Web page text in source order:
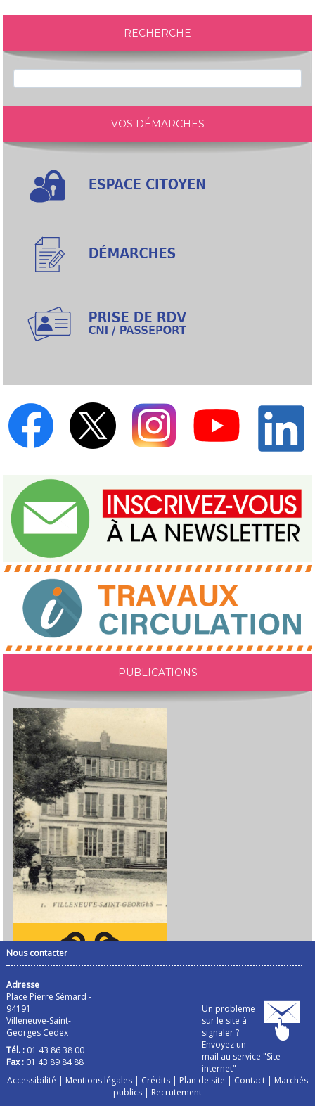
RECHERCHE
VOS DÉMARCHES
PUBLICATIONS
Nous contacter
Adresse
Place Pierre Sémard -
94191
Villeneuve-Saint-
Georges Cedex
Tél. :01 43 86 38 00
Fax :01 43 89 84 88
Un problème
sur le site à
signaler ?
Envoyez un
mail au service "Site
internet"
Accessibilité | Mentions légales | Crédits | Plan de site | Contact | Marchés
publics | Recrutement